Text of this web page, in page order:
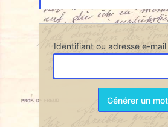
Identifiant ou adresse e-mail